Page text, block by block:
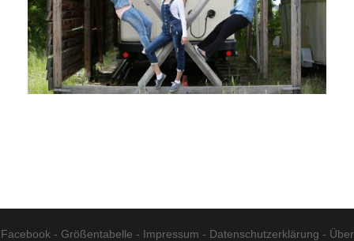
Navigation
Facebook- Größentabelle - Impressum - Datenschutzerklärung - Über